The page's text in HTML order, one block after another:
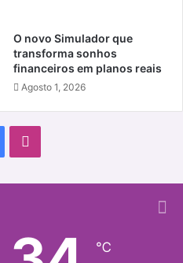
O novo Simulador que
transforma sonhos
financeiros em planos reais
Agosto 1, 2026
Facebook
℃